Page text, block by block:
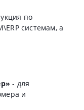
по
системам, а
- для
и